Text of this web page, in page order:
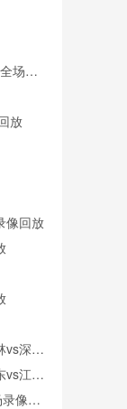
场录
放
像回放
vs深圳
vs江苏
像回